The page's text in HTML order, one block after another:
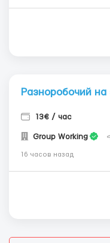
Разноробочий
13€ / час
Group Working
16 часов назад